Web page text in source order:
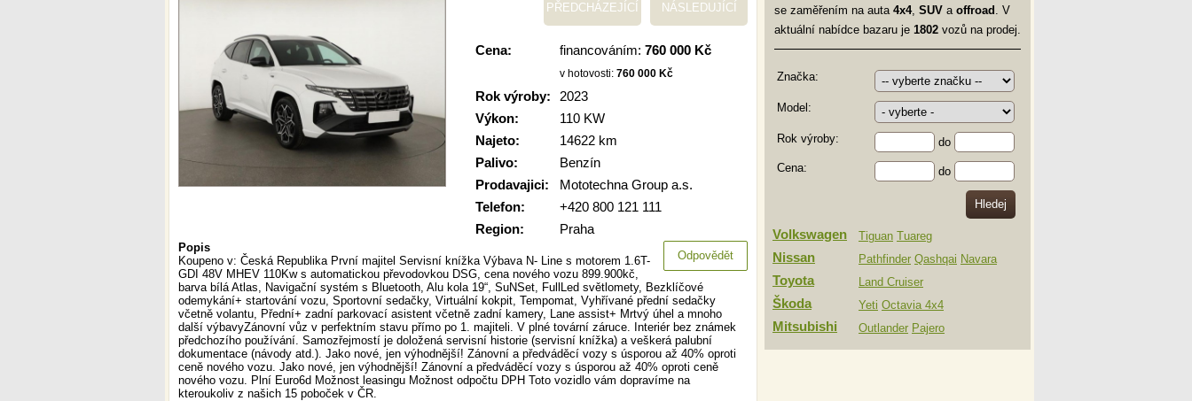
PŘEDCHÁZEJÍCÍ NÁSLEDUJÍCÍ
Cena: financováním: 760 000 Kč
v hotovosti: 760 000 Kč
Rok výroby:
2023
Výkon:
110 KW
Najeto:
14622 km
Palivo:
Benzín
Prodavajici:
Mototechna Group a.s.
Telefon:
+420 800 121 111
Region:
Praha
Odpovědět
Popis
Koupeno v: Česká Republika První majitel Servisní knížka Výbava N- Line s motorem 1.6T-
GDI 48V MHEV 110Kw s automatickou převodovkou DSG, cena nového vozu 899.900kč,
barva bílá Atlas, Navigační systém s Bluetooth, Alu kola 19“, SuNSet, FullLed světlomety, Bezklíčové
odemykání+ startování vozu, Sportovní sedačky, Virtuální kokpit, Tempomat, Vyhřívané přední sedačky
včetně volantu, Přední+ zadní parkovací asistent včetně zadní kamery, Lane assist+ Mrtvý úhel a mnoho
další výbavyZánovní vůz v perfektním stavu přímo po 1. majiteli. V plné tovární záruce. Interiér bez známek
předchozího používání. Samozřejmostí je doložená servisní historie (servisní knížka) a veškerá palubní
dokumentace (návody atd.). Jako nové, jen výhodnější! Zánovní a předváděcí vozy s úsporou až 40% oproti
ceně nového vozu. Jako nové, jen výhodnější! Zánovní a předváděcí vozy s úsporou až 40% oproti ceně
nového vozu. Plní Euro6d Možnost leasingu Možnost odpočtu DPH Toto vozidlo vám dopravíme na
kteroukoliv z našich 15 poboček v ČR.
se zaměřením na auta 4x4, SUV a offroad . V
aktuální nabídce bazaru je 1802 vozů na prodej.
Značka:
Model:
Rok výroby:
do
Cena:
do
Volkswagen Tiguan Tuareg
Nissan Pathfinder Qashqai Navara
Toyota Land Cruiser
Škoda Yeti Octavia 4x4
Mitsubishi Outlander Pajero